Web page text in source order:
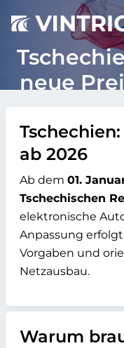
neue
ab 2026
Ab dem 01.
Tschechischen
elektronische
Anpassung
Vorgaben und
Netzausbau.
Warum